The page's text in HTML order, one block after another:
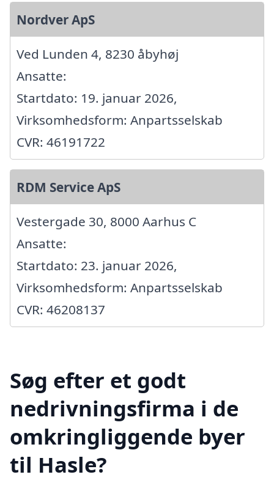
Nordver ApS
Ved Lunden 4, 8230 åbyhøj
Ansatte:
Startdato: 19. januar 2026,
Virksomhedsform: Anpartsselskab
CVR: 46191722
RDM Service ApS
Vestergade 30, 8000 Aarhus C
Ansatte:
Startdato: 23. januar 2026,
Virksomhedsform: Anpartsselskab
CVR: 46208137
Søg efter et godt
nedrivningsfirma i de
omkringliggende byer
til Hasle?